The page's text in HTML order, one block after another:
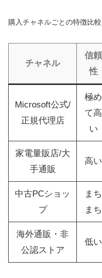
購入チャネルごとの特徴比較
チャネル
信頼
性
Microsoft公式/
正規代理店
極め
て高
い
家電量販店/大
手通販
高い
中古PCショッ
プ
まち
まち
海外通販・非
公認ストア
低い